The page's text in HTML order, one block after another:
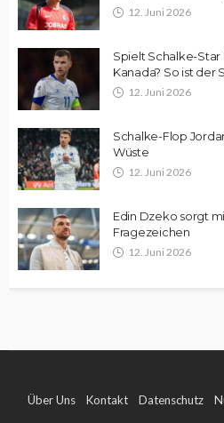
12. Juni 2026
Spielt Schalke-
Kanada? So ist der
12. Juni 2026
Schalke-Flop
Wüste
12. Juni 2026
Edin Dzeko sorgt
Fragezeichen
12. Juni 2026
Über Uns Kontakt Datenschutz